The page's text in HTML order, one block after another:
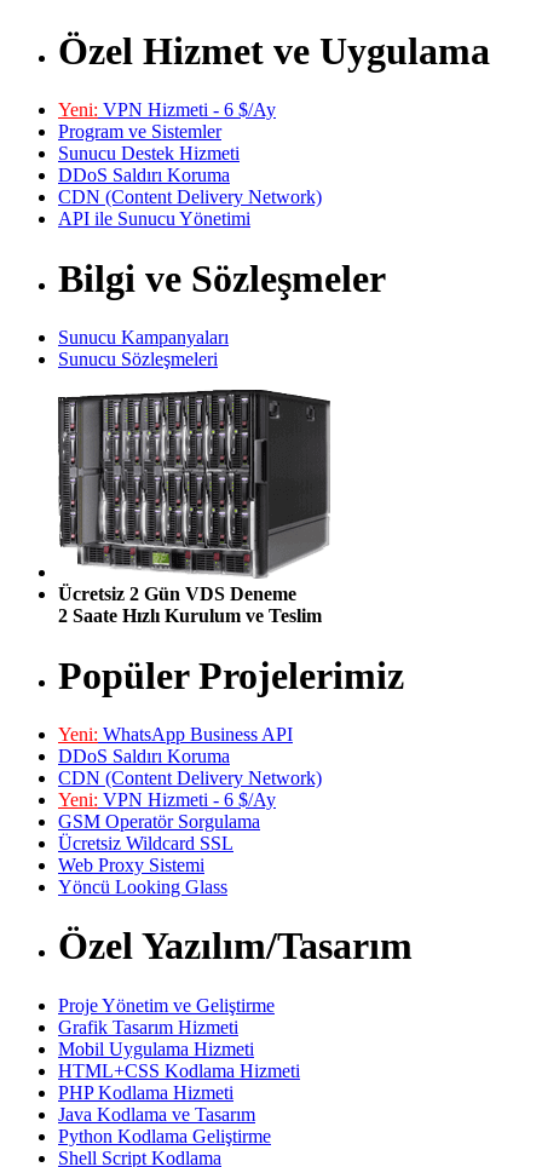
Özel Hizmet ve Uygulama
Yeni: VPN Hizmeti - 6 $/Ay
Program ve Sistemler
Sunucu Destek Hizmeti
DDoS Saldırı Koruma
CDN (Content Delivery Network)
API ile Sunucu Yönetimi
Bilgi ve Sözleşmeler
Sunucu Kampanyaları
Sunucu Sözleşmeleri
Ücretsiz 2 Gün VDS Deneme
2 Saate Hızlı Kurulum ve Teslim
Popüler Projelerimiz
Yeni: WhatsApp Business API
DDoS Saldırı Koruma
CDN (Content Delivery Network)
Yeni: VPN Hizmeti - 6 $/Ay
GSM Operatör Sorgulama
Ücretsiz Wildcard SSL
Web Proxy Sistemi
Yöncü Looking Glass
Özel Yazılım/Tasarım
Proje Yönetim ve Geliştirme
Grafik Tasarım Hizmeti
Mobil Uygulama Hizmeti
HTML+CSS Kodlama Hizmeti
PHP Kodlama Hizmeti
Java Kodlama ve Tasarım
Python Kodlama Geliştirme
Shell Script Kodlama